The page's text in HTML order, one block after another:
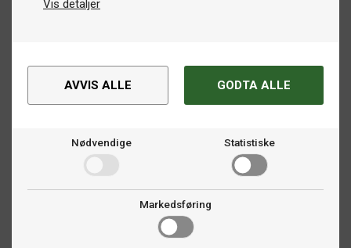
Vis detaljer
AVVIS ALLE GODTA ALLE
Nødvendige Statistiske
Markedsføring